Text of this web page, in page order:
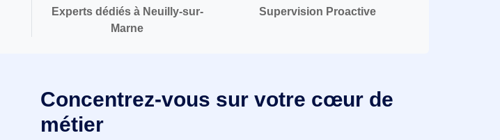
Experts dédiés à Neuilly-sur-
Marne
Supervision Proactive
Concentrez-vous sur votre cœur de
métier